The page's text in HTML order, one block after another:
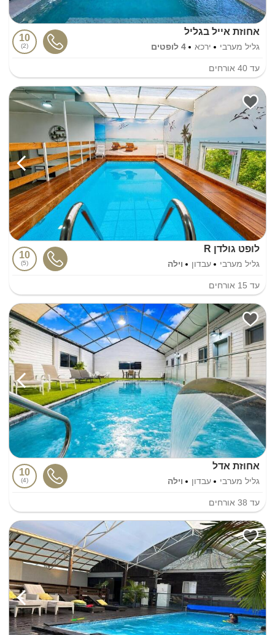
אחוזת אייל בגליל
גליל מערבי ירכא 4 לופטים
10
2
עד 40 אורחים
לופט גולדן R
גליל מערבי עבדון וילה
10
5
עד 15 אורחים
אחוזת אדל
גליל מערבי עבדון וילה
10
4
עד 38 אורחים